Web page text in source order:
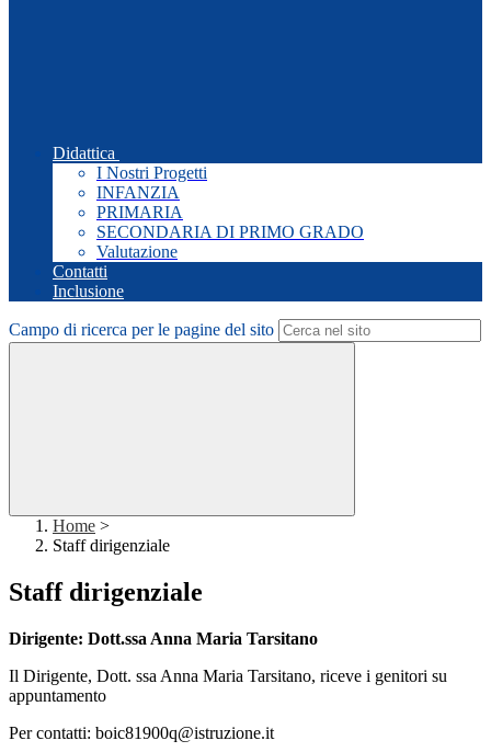
Didattica
I Nostri Progetti
INFANZIA
PRIMARIA
SECONDARIA DI PRIMO GRADO
Valutazione
Contatti
Inclusione
Campo di ricerca per le pagine del sito
Home >
Staff dirigenziale
Staff dirigenziale
Dirigente: Dott.ssa Anna Maria Tarsitano
Il Dirigente, Dott. ssa Anna Maria Tarsitano, riceve i genitori su
appuntamento
Per contatti: boic81900q@istruzione.it